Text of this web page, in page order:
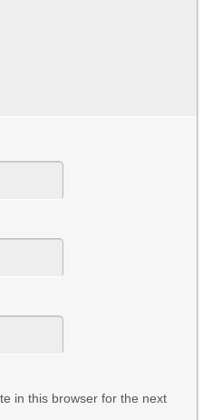
in this browser for the next